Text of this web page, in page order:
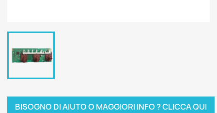
BISOGNO DI AIUTO O MAGGIORI INFO ? CLICCA QUI